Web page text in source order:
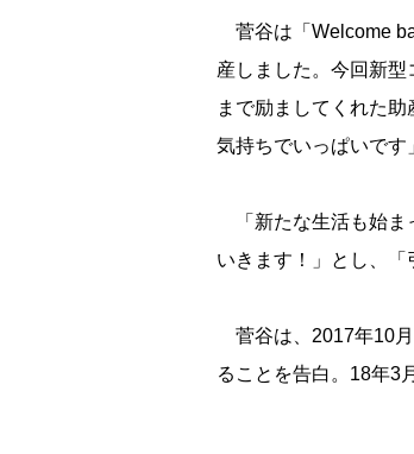
菅谷は「Welcome
産しました。今回新
まで励ましてくれた
気持ちでいっぱいです
「新たな生活も始ま
いきます！」とし、「
菅谷は、2017年10月
ることを告白。18年3